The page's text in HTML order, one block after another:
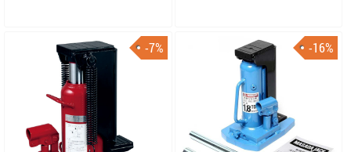
-7% -16%